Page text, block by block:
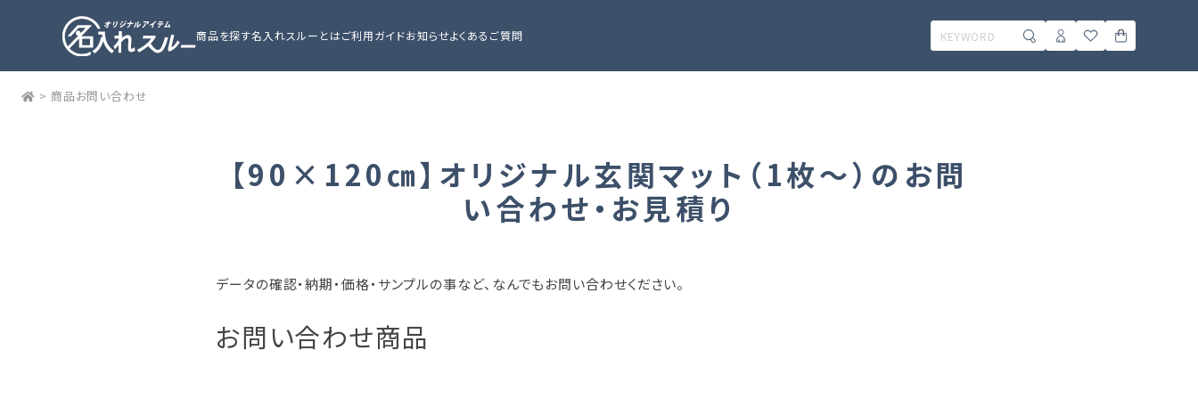
商品を探す名入れスルーとはご利用ガイドお知らせよくあるご質問
> 商品お問い合わせ
【90×120㎝】オリジナル玄関マット（1枚～）のお問
い合わせ・お見積り
データの確認・納期・価格・サンプルの事など、なんでもお問い合わせください。
お問い合わせ商品